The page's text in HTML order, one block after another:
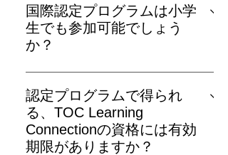
明会も順次開催していますので、詳細
を知りたい方は以下からお申込くださ
い。 https://tocfejp.peatix.com/
プログラムへのご参加は可能ですが、
次の点をご了承ください。 【１】 セミ
ナーでは４日間かけて３つ＋１つのツ
でも使用できますが、セミナーは4日間
が関連した学習の構成になっていま
す、従って前半で休むと後半少し理解
が難しいところがあるかも知れませ
ん。 【２】認定証の発行は4日間の最
国際認定プログラムは小学
生でも参加可能でしょう
か？
想定している受講者は社会人の方で
す。過去に保護者の方も受講いただい
て、小学生が参加したケースもありま
したが、８時間ｘ４日間を大人のペー
スで受講するのはお子さんの負担も少
認定プログラムで得られ
る、TOC Learning
Connectionの資格には​有効
期限が​ありますか？